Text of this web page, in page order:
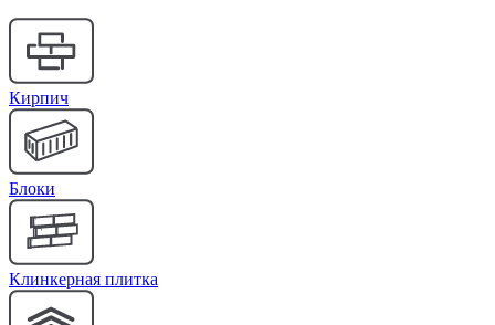
Кирпич
Блоки
Клинкерная плитка